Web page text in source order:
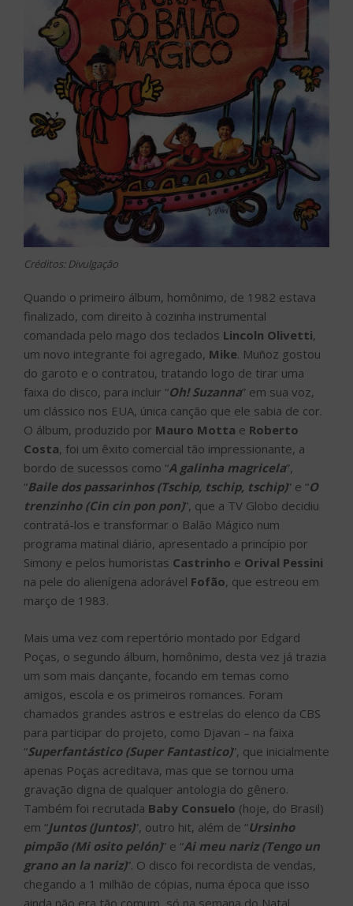
Créditos: Divulgação
Quando o primeiro álbum, homônimo, de 1982 estava
finalizado, com direito à cozinha instrumental
comandada pelo mago dos teclados Lincoln Olivetti,
um novo integrante foi agregado, Mike. Muñoz gostou
do garoto e o contratou, tratando logo de tirar uma
faixa do disco, para incluir “Oh! Suzanna” em sua voz,
um clássico nos EUA, única canção que ele sabia de cor.
O álbum, produzido por Mauro Motta e Roberto
Costa, foi um êxito comercial tão impressionante, a
bordo de sucessos como “A galinha magricela”,
“Baile dos passarinhos (Tschip, tschip, tschip)” e “O
trenzinho (Cin cin pon pon)”, que a TV Globo decidiu
contratá-los e transformar o Balão Mágico num
programa matinal diário, apresentado a princípio por
Simony e pelos humoristas Castrinho e Orival Pessini
na pele do alienígena adorável Fofão, que estreou em
março de 1983.
Mais uma vez com repertório montado por Edgard
Poças, o segundo álbum, homônimo, desta vez já trazia
um som mais dançante, focando em temas como
amigos, escola e os primeiros romances. Foram
chamados grandes astros e estrelas do elenco da CBS
para participar do projeto, como Djavan – na faixa
“Superfantástico (Super Fantastico)”, que inicialmente
apenas Poças acreditava, mas que se tornou uma
gravação digna de qualquer antologia do gênero.
Também foi recrutada Baby Consuelo (hoje, do Brasil)
em “Juntos (Juntos)”, outro hit, além de “Ursinho
pimpão (Mi osito pelón)” e “Ai meu nariz (Tengo un
grano an la nariz)”. O disco foi recordista de vendas,
chegando a 1 milhão de cópias, numa época que isso
ainda não era tão comum, só na semana do Natal,